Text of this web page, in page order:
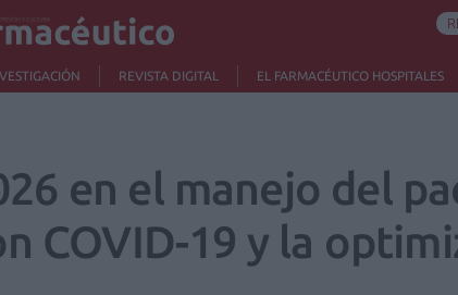
REVISTA DIGITAL EL FARMACÉUTICO HOSPITALES
en el manejo del
COVID-19 y la